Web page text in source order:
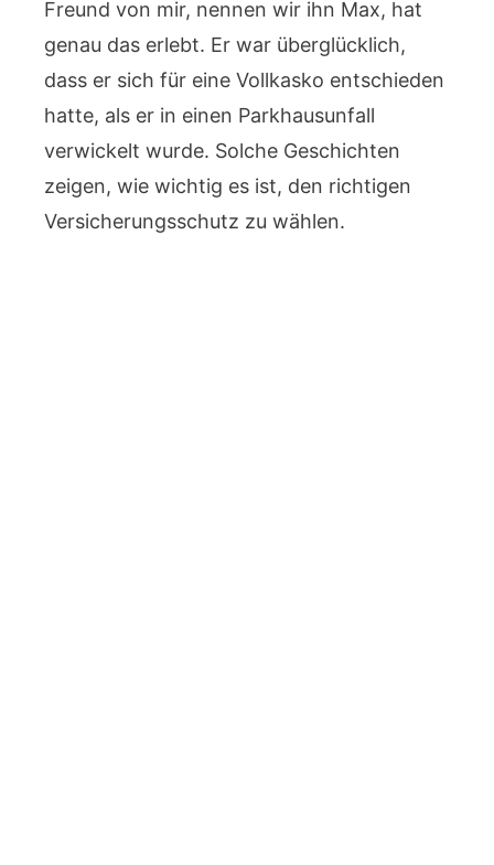
Freund von mir, nennen wir ihn Max, hat
genau das erlebt. Er war überglücklich,
dass er sich für eine Vollkasko entschieden
hatte, als er in einen Parkhausunfall
verwickelt wurde. Solche Geschichten
zeigen, wie wichtig es ist, den richtigen
Versicherungsschutz zu wählen.